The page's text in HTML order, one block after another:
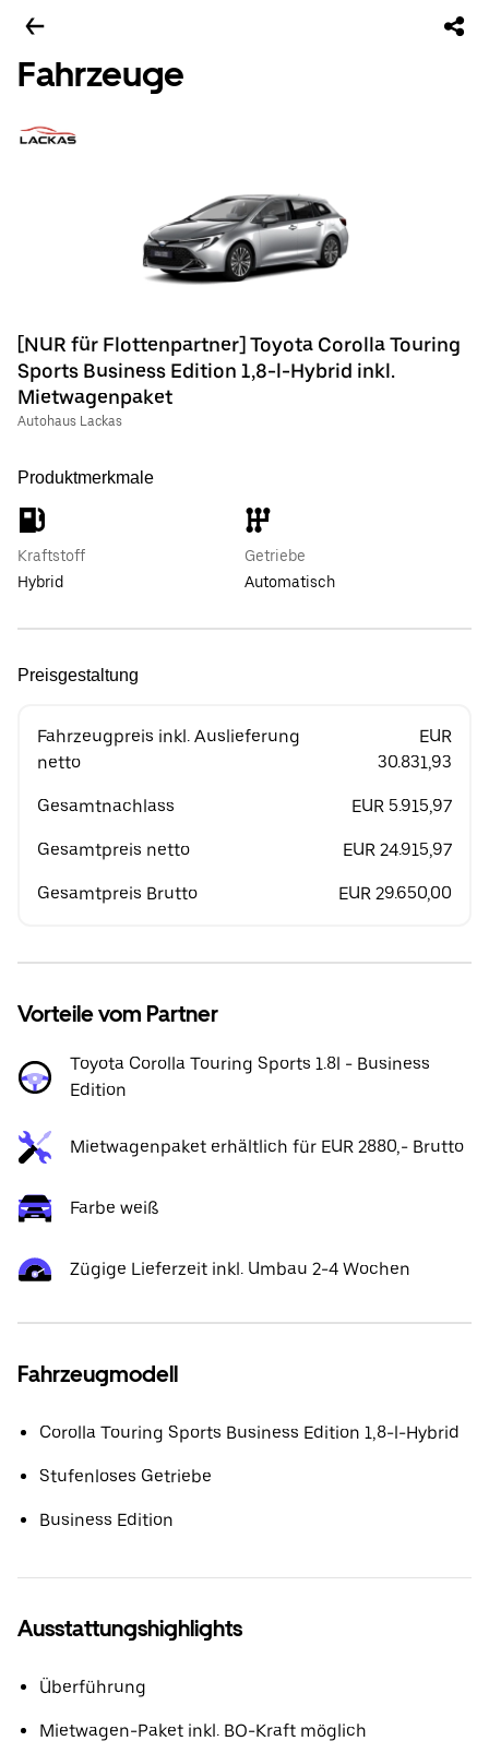
Fahrzeuge
[NUR für Flottenpartner] Toyota Corolla Touring
Sports Business Edition 1,8-l-Hybrid inkl.
Mietwagenpaket
Autohaus Lackas
Produktmerkmale
Kraftstoff
Hybrid
Getriebe
Automatisch
Preisgestaltung
Fahrzeugpreis inkl. Auslieferung
netto
EUR
30.831,93
Gesamtnachlass EUR 5.915,97
Gesamtpreis netto EUR 24.915,97
Gesamtpreis Brutto EUR 29.650,00
Vorteile vom Partner
Toyota Corolla Touring Sports 1.8l - Business
Edition
Mietwagenpaket erhältlich für EUR 2880,- Brutto
Farbe weiß
Zügige Lieferzeit inkl. Umbau 2-4 Wochen
Fahrzeugmodell
Corolla Touring Sports Business Edition 1,8-l-Hybrid
Stufenloses Getriebe
Business Edition
Ausstattungshighlights
Überführung
Mietwagen-Paket inkl. BO-Kraft möglich